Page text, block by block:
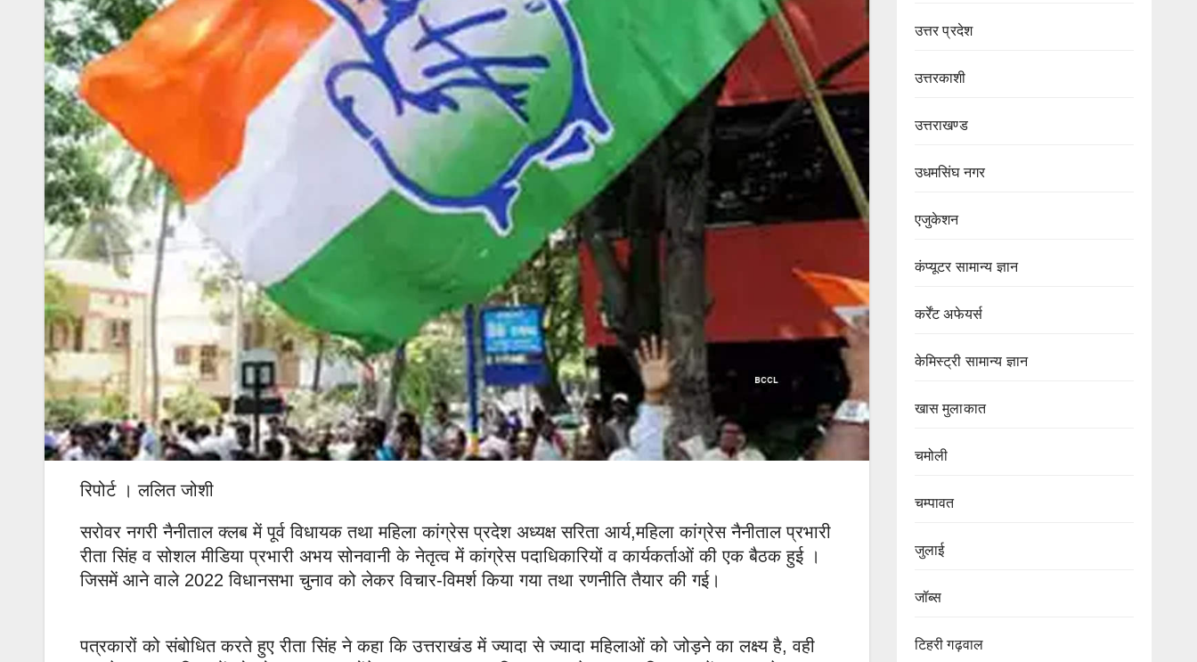
रिपोर्ट । ललित जोशी
सरोवर नगरी नैनीताल क्लब में पूर्व विधायक तथा महिला कांग्रेस प्रदेश अध्यक्ष सरिता आर्य,महिला कांग्रेस नैनीताल प्रभारी
रीता सिंह व सोशल मीडिया प्रभारी अभय सोनवानी के नेतृत्व में कांग्रेस पदाधिकारियों व कार्यकर्ताओं की एक बैठक हुई ।
जिसमें आने वाले 2022 विधानसभा चुनाव को लेकर विचार-विमर्श किया गया तथा रणनीति तैयार की गई।
पत्रकारों को संबोधित करते हुए रीता सिंह ने कहा कि उत्तराखंड में ज्यादा से ज्यादा महिलाओं को जोड़ने का लक्ष्य है, वही
उत्तर प्रदेश
उत्तरकाशी
उत्तराखण्ड
उधमसिंघ नगर
एजुकेशन
कंप्यूटर सामान्य ज्ञान
कर्रेंट अफेयर्स
केमिस्ट्री सामान्य ज्ञान
खास मुलाकात
चमोली
चम्पावत
जुलाई
जॉब्स
टिहरी गढ़वाल